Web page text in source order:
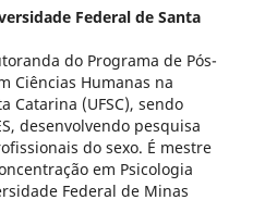
Federal de Santa
do Programa de Pós-
Ciências Humanas na
Catarina (UFSC), sendo
desenvolvendo pesquisa
do sexo. É mestre
em Psicologia
Federal de Minas